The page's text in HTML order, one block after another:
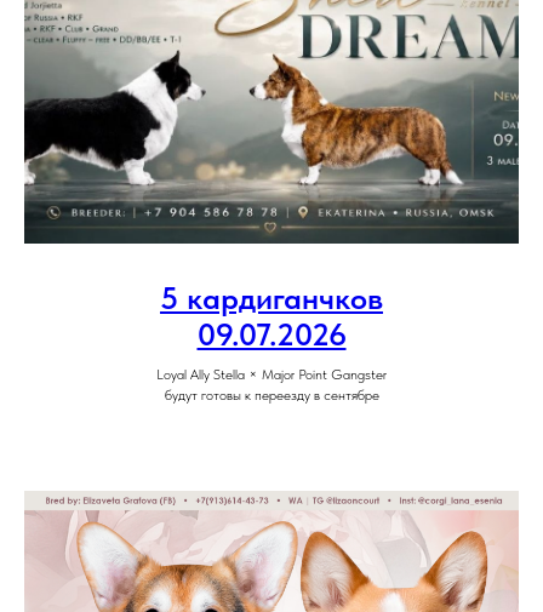
5 кардиганчков
09.07.2026
Loyal Ally Stella × Major Point Gangster
будут готовы к переезду в сентябре